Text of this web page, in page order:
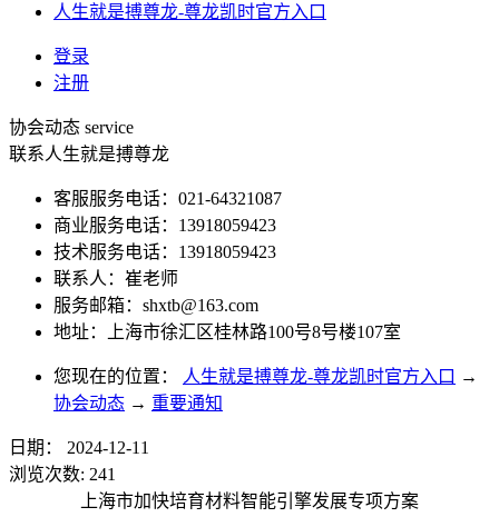
人生就是搏尊龙-尊龙凯时官方入口
登录
注册
协会动态 service
联系人生就是搏尊龙
客服服务电话：021-64321087
商业服务电话：13918059423
技术服务电话：13918059423
联系人：崔老师
服务邮箱： shxtb@163.com
地址：上海市徐汇区桂林路100号8号楼107室
您现在的位置： 人生就是搏尊龙-尊龙凯时官方入口 →
协会动态 → 重要通知
日期：
2024-12-11
浏览次数: 241
上海市加快培育材料智能引擎发展专项方案